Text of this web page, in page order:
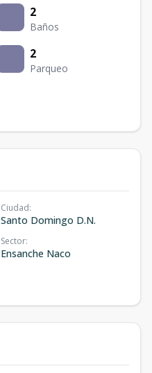
2
Baños
2
Parqueo
Ciudad:
Santo Domingo D.N.
Sector:
Ensanche Naco